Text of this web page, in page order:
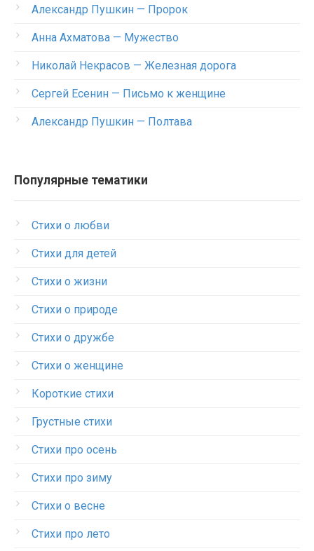
Александр Пушкин — Пророк
Анна Ахматова — Мужество
Николай Некрасов — Железная дорога
Сергей Есенин — Письмо к женщине
Александр Пушкин — Полтава
Популярные тематики
Стихи о любви
Стихи для детей
Стихи о жизни
Стихи о природе
Стихи о дружбе
Стихи о женщине
Короткие стихи
Грустные стихи
Стихи про осень
Стихи про зиму
Стихи о весне
Стихи про лето